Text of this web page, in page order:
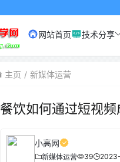
小高
网站首页 技术分享
主页 新媒体运营
餐饮如何通过短视频
小高网
新媒体运营 39